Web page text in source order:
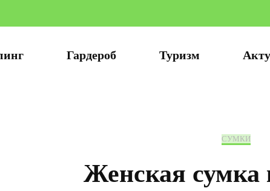
и счастливой женщиной
Гардероб Туризм
СУМКИ
Женская сумка